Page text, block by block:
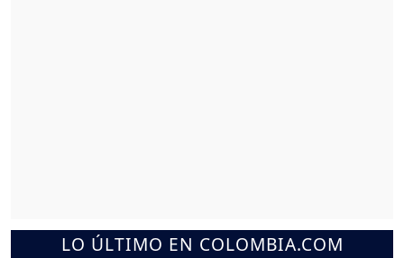
LO ÚLTIMO EN COLOMBIA.COM